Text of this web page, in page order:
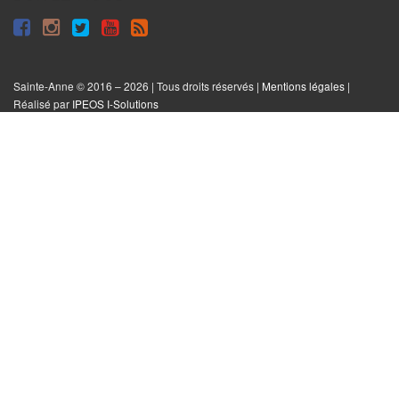
Suivre
Facebook
Suivre
Instagram
Suivre
Twitter
Syndiquer
le
site
Sainte-Anne © 2016 – 2026 | Tous droits réservés | Mentions légales |
Réalisé par IPEOS I-Solutions
Réinitialiser